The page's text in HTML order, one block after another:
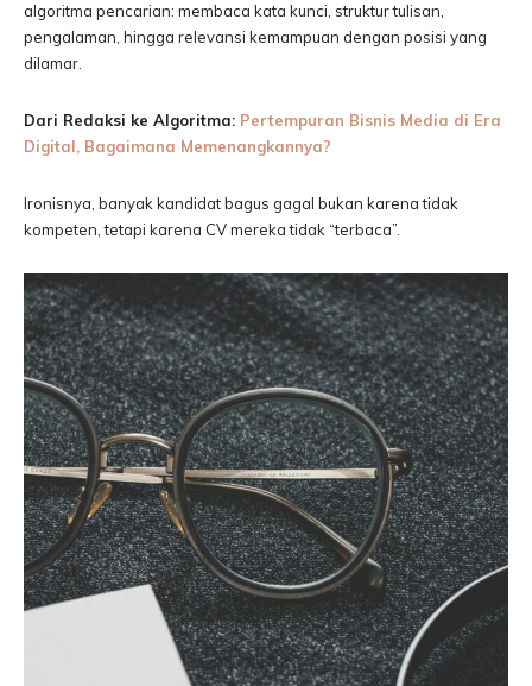
algoritma pencarian: membaca kata kunci, struktur tulisan,
pengalaman, hingga relevansi kemampuan dengan posisi yang
dilamar.
Dari Redaksi ke Algoritma: Pertempuran Bisnis Media di Era
Digital, Bagaimana Memenangkannya?
Ironisnya, banyak kandidat bagus gagal bukan karena tidak
kompeten, tetapi karena CV mereka tidak “terbaca”.